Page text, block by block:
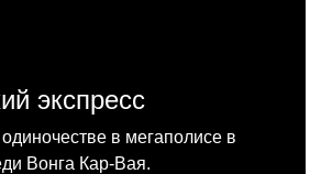
экспресс
в мегаполисе в
Вонга Кар-Вая.